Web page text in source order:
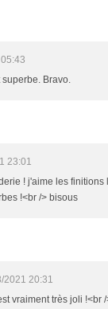
Bravo.
23:01
! j'aime les finitions
!<br /> bisous
2021 20:31
vraiment très joli !<br